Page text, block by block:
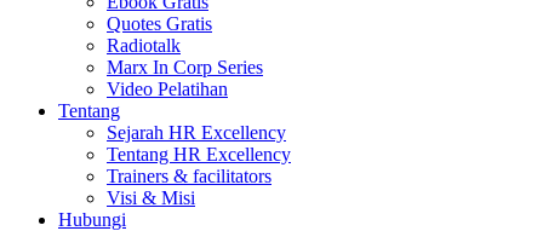
Quotes Gratis
Radiotalk
Marx In Corp Series
Video Pelatihan
Tentang
Sejarah HR Excellency
Tentang HR Excellency
Trainers & facilitators
Visi & Misi
Hubungi